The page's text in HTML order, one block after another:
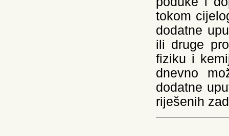
tokom
dodatne
ili druge
fiziku i
dnevno
dodatne
riješenih